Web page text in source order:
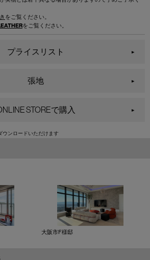
をご覧ください。
をご覧ください。
プライスリスト
張地
STOREで購入
大阪市F様邸